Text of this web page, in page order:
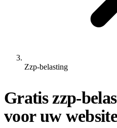
Zzp-belasting
Gratis zzp-
voor uw website